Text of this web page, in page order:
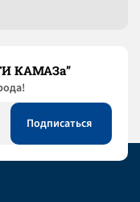
КАМАЗа”